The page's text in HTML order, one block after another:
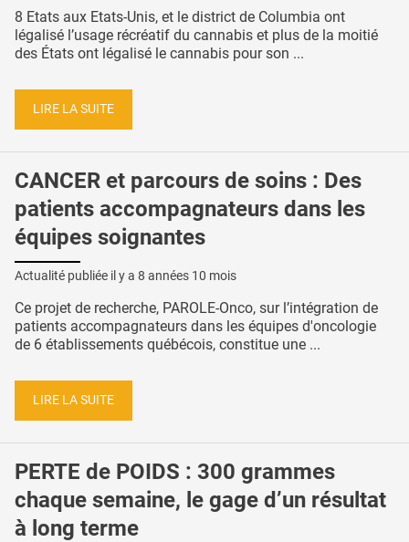
8 Etats aux Etats-Unis, et le district de Columbia ont
légalisé l’usage récréatif du cannabis et plus de la moitié
des États ont légalisé le cannabis pour son ...
LIRE LA SUITE
CANCER et parcours de soins : Des
patients accompagnateurs dans les
équipes soignantes
Actualité publiée il y a 8 années 10 mois
Ce projet de recherche, PAROLE-Onco, sur l’intégration de
patients accompagnateurs dans les équipes d'oncologie
de 6 établissements québécois, constitue une ...
LIRE LA SUITE
PERTE de POIDS : 300 grammes
chaque semaine, le gage d’un résultat
à long terme